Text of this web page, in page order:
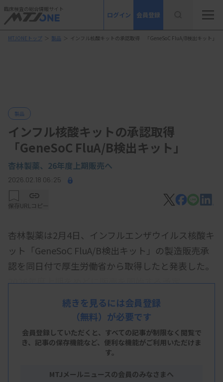
臨床検査の総合情報サイト
ログイン 会員登録
MTJONEトップ ＞ 製品 ＞ インフル核酸キットの承認取得 「GeneSoC FluA/B検出キット」
製品
インフル核酸キットの承認取得
「GeneSoC FluA/B検出キット」
杏林製薬、 26年度上期販売へ
2026.02.18 06:25
保存URLコピー
杏林製薬は2月4日、インフルエンザウイルス核酸キ
ット「GeneSoC FluA/B検出キット」の製造販売承
認を同日付で厚生労働省から取得したと発表した。
2026年度上期をめどに販売を開始する予定。
同キットは、「遺伝子解析装置 GeneSoC mini 2」
「遺伝子解析装置 GeneSoC mini」を用いて、A型と
B型インフルエンザウイルスを15分程度で鑑別して
検出できる。既存の「GeneSoC インフルエンザウ
続きを見るには会員登録
（無料）が必要です
会員登録していただくと、すべての記事が制限なく閲覧で
き、 記事の保存機能など、便利な機能がご利用いただけま
す。
MTJメールニュースの会員のみなさまへ